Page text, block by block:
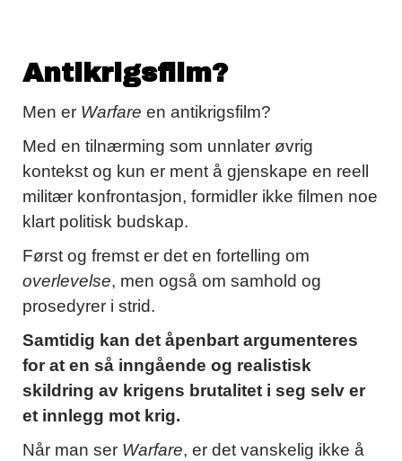
Antikrigsfilm?
Men er Warfare en antikrigsfilm?
Med en tilnærming som unnlater øvrig
kontekst og kun er ment å gjenskape en reell
militær konfrontasjon, formidler ikke filmen noe
klart politisk budskap.
Først og fremst er det en fortelling om
overlevelse, men også om samhold og
prosedyrer i strid.
Samtidig kan det åpenbart argumenteres
for at en så inngående og realistisk
skildring av krigens brutalitet i seg selv er
et innlegg mot krig.
Når man ser Warfare, er det vanskelig ikke å